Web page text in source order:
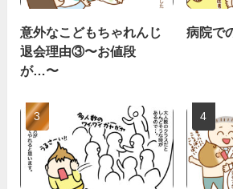
意外なこどもちゃれんじ
退会理由③〜お値段
が…〜
病院で